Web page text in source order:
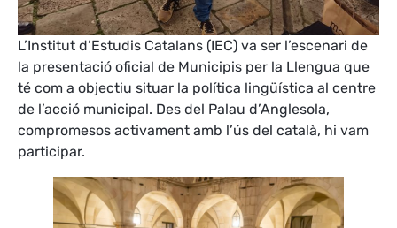
L’Institut d’Estudis Catalans (IEC) va ser l’escenari de
la presentació oficial de Municipis per la Llengua que
té com a objectiu situar la política lingüística al centre
de l’acció municipal. Des del Palau d’Anglesola,
compromesos activament amb l’ús del català, hi vam
participar.